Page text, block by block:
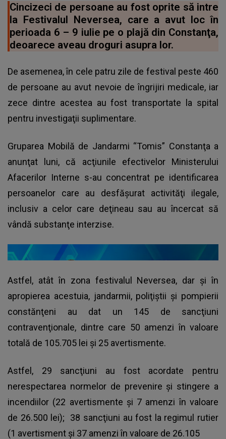
Cincizeci de persoane au fost oprite să intre
la Festivalul Neversea, care a avut loc în
perioada 6 – 9 iulie pe o plajă din Constanţa,
deoarece aveau droguri asupra lor.
De asemenea, în cele patru zile de festival peste 460
de persoane au avut nevoie de îngrijiri medicale, iar
zece dintre acestea au fost transportate la spital
pentru investigaţii suplimentare.
Gruparea Mobilă de Jandarmi “Tomis” Constanţa a
anunţat luni, că acţiunile efectivelor Ministerului
Afacerilor Interne s-au concentrat pe identificarea
persoanelor care au desfăşurat activităţi ilegale,
inclusiv a celor care deţineau sau au încercat să
vândă substanţe interzise.
Astfel, atât în zona festivalul Neversea, dar şi în
apropierea acestuia, jandarmii, poliţiştii şi pompierii
constănţeni au dat un 145 de sancţiuni
contravenţionale, dintre care 50 amenzi în valoare
totală de 105.705 lei şi 25 avertismente.
Astfel, 29 sancţiuni au fost acordate pentru
nerespectarea normelor de prevenire şi stingere a
incendiilor (22 avertismente şi 7 amenzi în valoare
de 26.500 lei); 38 sancţiuni au fost la regimul rutier
(1 avertisment şi 37 amenzi în valoare de 26.105